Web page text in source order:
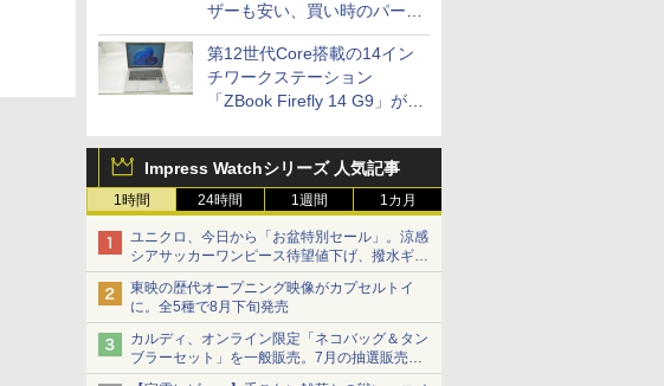
ザーも安い、買い時のパーツ
は？【8月7日(金)22時配信】
第12世代Core搭載の14イン
チワークステーション
「ZBook Firefly 14 G9」が
セール
Impress Watchシリーズ 人気記事
1時間 24時間 1週間 1カ月
ユニクロ、今日から「お盆特別セール」。涼感
シアサッカーワンピース待望値下げ、撥水ギア
ショーツは1990円に
東映の歴代オープニング映像がカプセルトイ
に。全5種で8月下旬発売
カルディ、オンライン限定「ネコバッグ＆タン
ブラーセット」を一般販売。7月の抽選販売の
当選無効分